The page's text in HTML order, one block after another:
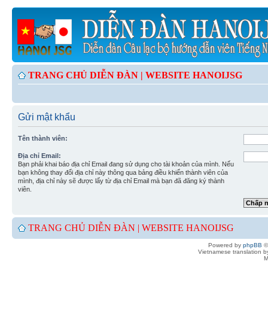
TRANG CHỦ DIỄN ĐÀN | WEBSITE HANOIJSG
Gửi mật khẩu
Tên thành viên:
Địa chỉ Email:
Bạn phải khai báo địa chỉ Email đang sử dụng cho tài khoản của mình. Nếu
bạn không thay đổi địa chỉ này thông qua bảng điều khiển thành viên của
mình, địa chỉ này sẽ được lấy từ địa chỉ Email mà bạn đã đăng ký thành
viên.
TRANG CHỦ DIỄN ĐÀN | WEBSITE HANOIJSG
Powered by phpBB
Vietnamese translation